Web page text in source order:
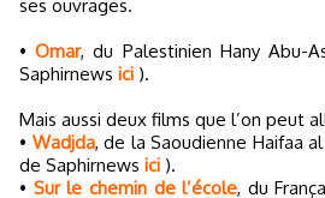
ses ouvrages.
•Omar, du Palestinien Hany Abu-
Saphirnews ici ).
Mais aussi deux films que l’on peut
• Wadjda, de la Saoudienne Haifaa
de Saphirnews ici ).
• Sur le chemin de l’école, du